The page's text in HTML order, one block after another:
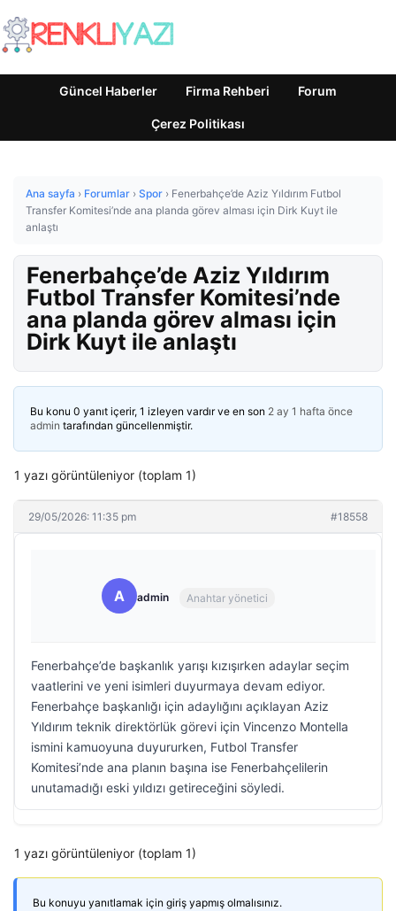
Güncel Haberler Firma Rehberi Forum
Çerez Politikası
Ana sayfa › Forumlar › Spor › Fenerbahçe’de Aziz Yıldırım Futbol
Transfer Komitesi’nde ana planda görev alması için Dirk Kuyt ile
anlaştı
Fenerbahçe’de Aziz Yıldırım
Futbol Transfer Komitesi’nde
ana planda görev alması için
Dirk Kuyt ile anlaştı
Bu konu 0 yanıt içerir, 1 izleyen vardır ve en son 2 ay 1 hafta önce
admin tarafından güncellenmiştir.
1 yazı görüntüleniyor (toplam 1)
29/05/2026: 11:35 pm #18558
A admin Anahtar yönetici
Fenerbahçe’de başkanlık yarışı kızışırken adaylar seçim
vaatlerini ve yeni isimleri duyurmaya devam ediyor.
Fenerbahçe başkanlığı için adaylığını açıklayan Aziz
Yıldırım teknik direktörlük görevi için Vincenzo Montella
ismini kamuoyuna duyururken, Futbol Transfer
Komitesi’nde ana planın başına ise Fenerbahçelilerin
unutamadığı eski yıldızı getireceğini söyledi.
1 yazı görüntüleniyor (toplam 1)
Bu konuyu yanıtlamak için giriş yapmış olmalısınız.